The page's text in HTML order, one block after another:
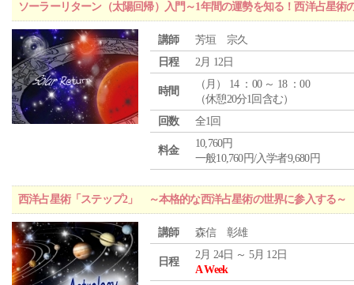
ソーラーリターン（太陽回帰）入門～1年間の運勢を知る！西洋占星術
講師
芳垣 宗久
日程
2月 12日
時間
（ 月 ） 14 ：00 ～ 18 ：00
（休憩20分1回含む）
回数
全1回
料金
10,760円
一般10,760円/入学者9,680円
西洋占星術「ステップ2」 ～本格的な西洋占星術の世界に参入する～
講師 森信 彰雄
日程
2月 24日 ～ 5月 12日
A Week